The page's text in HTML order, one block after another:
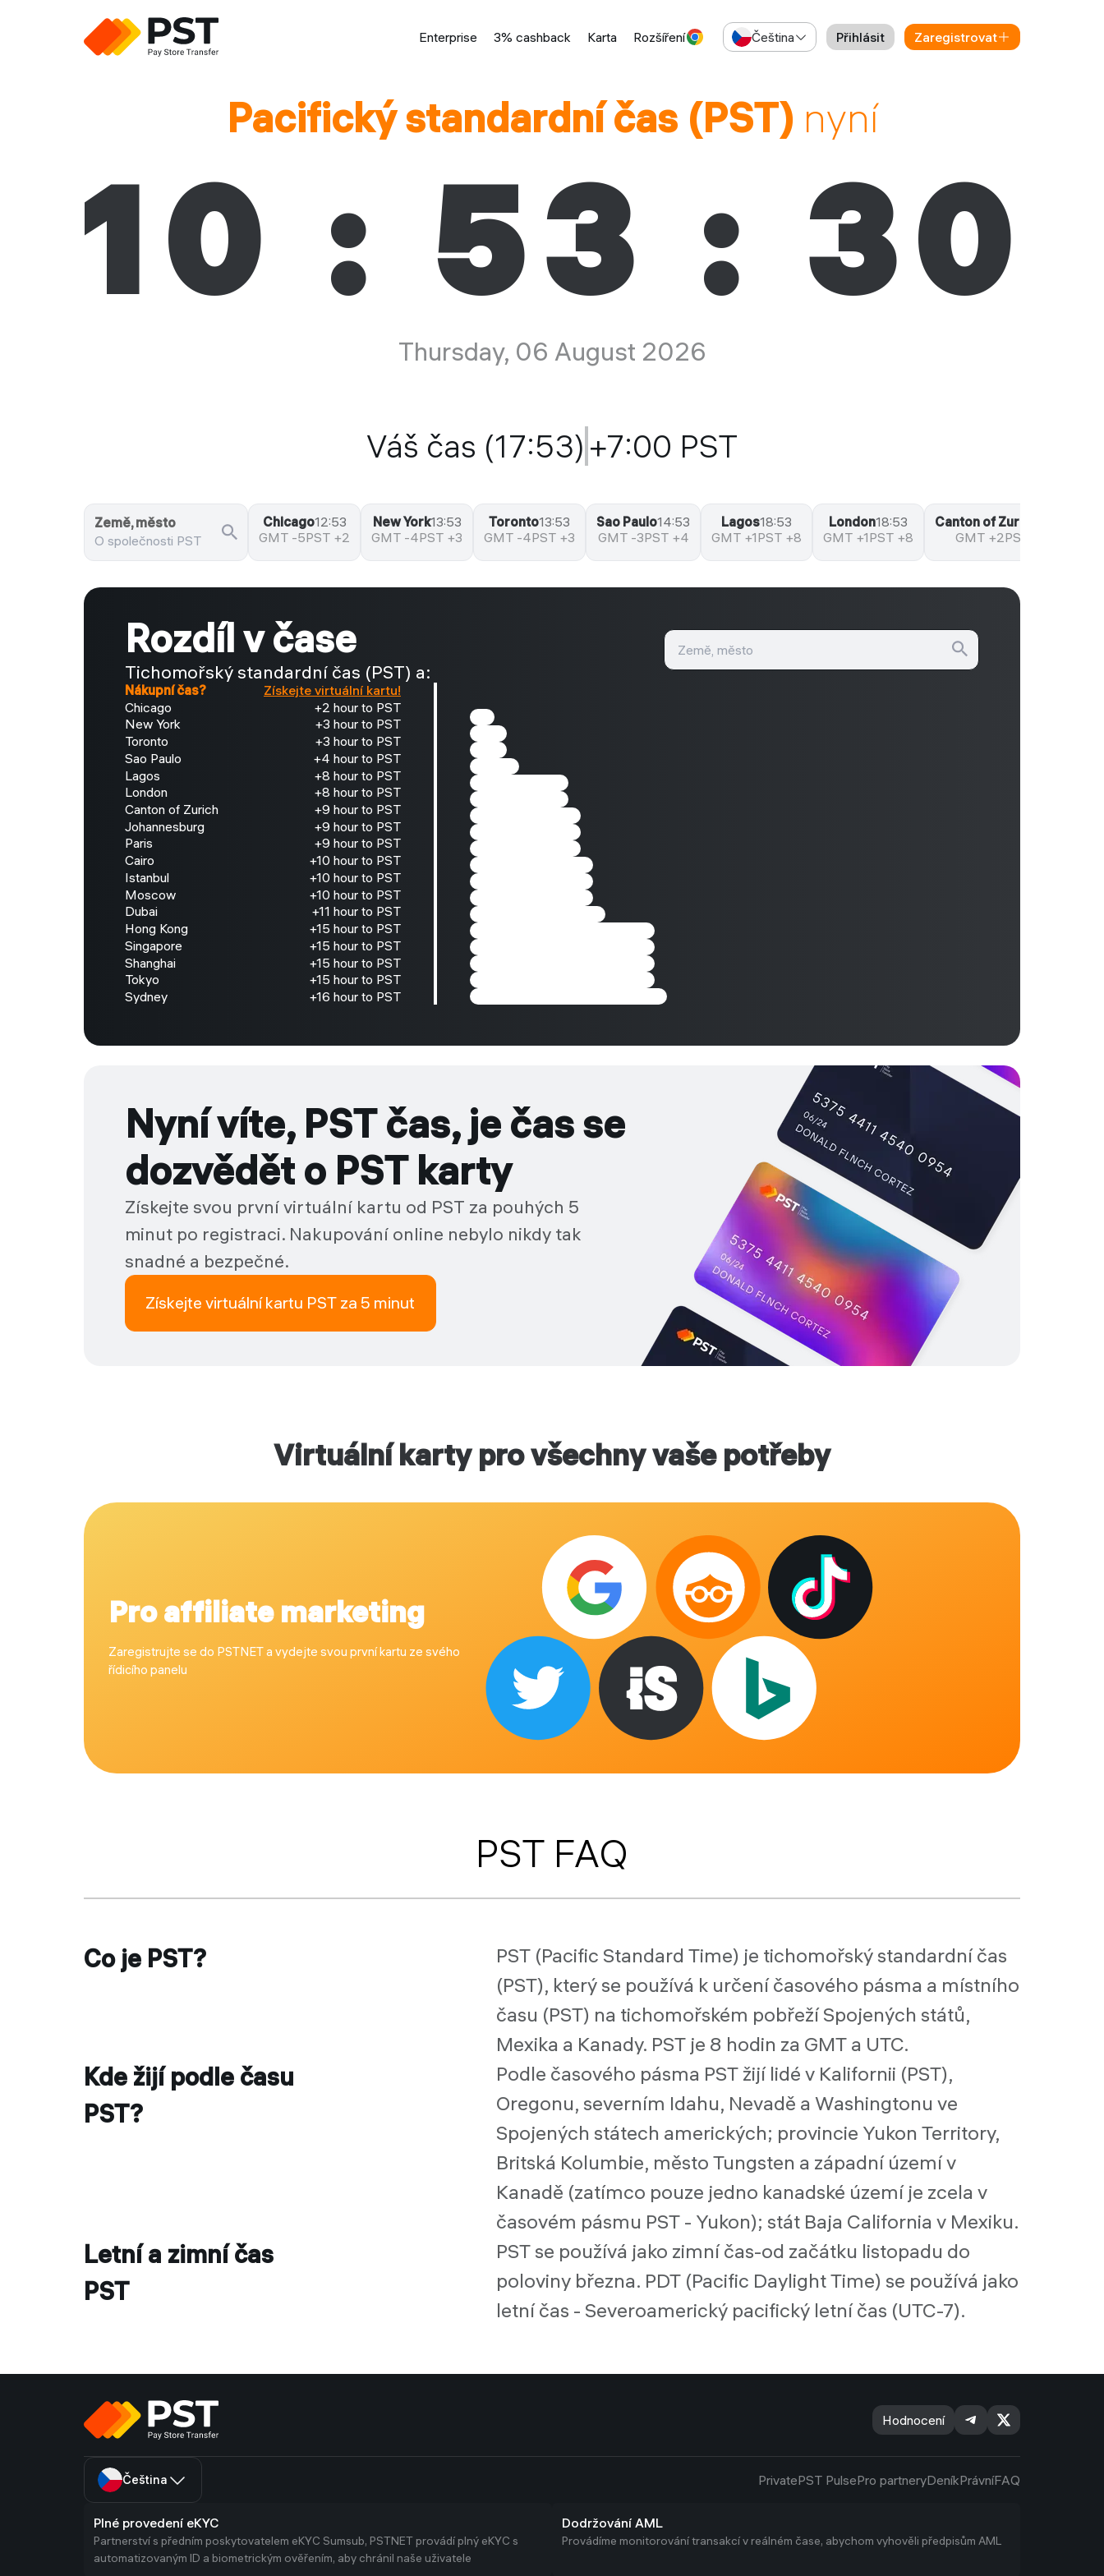
Enterprise 3% cashback Karta Rozšíření Čeština Přihlásit Zaregistrovat
Pacifický standardní čas (PST) nyní
10 :53 :31
Thursday, 06 August 2026
Váš čas (17:53) +7:00 PST
Země, město Chicago12:53
GMT -5PST +2
New York13:53
GMT -4PST +3
Toronto13:53
GMT -4PST +3
Sao Paulo14:53
GMT -3PST +4
Lagos18:53
GMT +1PST +8
London18:53
GMT +1PST +8
Canton of Zurich
GMT +2PST +9
Rozdíl v čase
Tichomořský standardní čas (PST) a:
Nákupní čas?
Získejte virtuální kartu!
Chicago
+2 hour to PST
New York
+3 hour to PST
Toronto
+3 hour to PST
Sao Paulo
+4 hour to PST
Lagos
+8 hour to PST
London
+8 hour to PST
Canton of Zurich
+9 hour to PST
Johannesburg
+9 hour to PST
Paris
+9 hour to PST
Cairo
+10 hour to PST
Istanbul
+10 hour to PST
Moscow
+10 hour to PST
Dubai
+11 hour to PST
Hong Kong
+15 hour to PST
Singapore
+15 hour to PST
Shanghai
+15 hour to PST
Tokyo
+15 hour to PST
Sydney
+16 hour to PST
Nyní víte, PST čas, je čas se
dozvědět o PST karty
Získejte svou první virtuální kartu od PST za pouhých 5
minut po registraci. Nakupování online nebylo nikdy tak
snadné a bezpečné.
Získejte virtuální kartu PST za 5 minut
Virtuální karty pro všechny vaše potřeby
Pro affiliate marketing
Zaregistrujte se do PSTNET a vydejte svou první kartu ze svého
řídicího panelu
PST FAQ
Co je PST?
PST (Pacific Standard Time) je tichomořský standardní čas
(PST), který se používá k určení časového pásma a místního
času (PST) na tichomořském pobřeží Spojených států,
Mexika a Kanady. PST je 8 hodin za GMT a UTC.
Kde žijí podle času
PST?
Podle časového pásma PST žijí lidé v Kalifornii (PST),
Oregonu, severním Idahu, Nevadě a Washingtonu ve
Spojených státech amerických; provincie Yukon Territory,
Britská Kolumbie, město Tungsten a západní území v
Kanadě (zatímco pouze jedno kanadské území je zcela v
časovém pásmu PST - Yukon); stát Baja California v Mexiku.
Letní a zimní čas
PST
PST se používá jako zimní čas-od začátku listopadu do
poloviny března. PDT (Pacific Daylight Time) se používá jako
letní čas - Severoamerický pacifický letní čas (UTC-7).
Hodnocení
Čeština PrivatePST PulsePro partneryDeníkPrávníFAQ
Plné provedení eKYC
Partnerství s předním poskytovatelem eKYC Sumsub, PSTNET provádí plný eKYC s
automatizovaným ID a biometrickým ověřením, aby chránil naše uživatele
Dodržování AML
Provádíme monitorování transakcí v reálném čase, abychom vyhověli předpisům AML